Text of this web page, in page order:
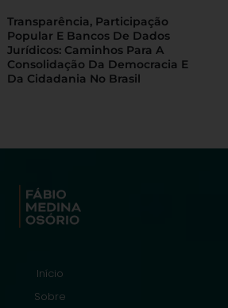
Transparência, Participação
Popular E Bancos De Dados
Jurídicos: Caminhos Para A
Consolidação Da Democracia E
Da Cidadania No Brasil
Início
Sobre